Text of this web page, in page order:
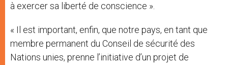
à exercer sa liberté de conscience ».
« Il est important, enfin, que notre pays, en tant que
membre permanent du Conseil de sécurité des
Nations unies, prenne l’initiative d’un projet de